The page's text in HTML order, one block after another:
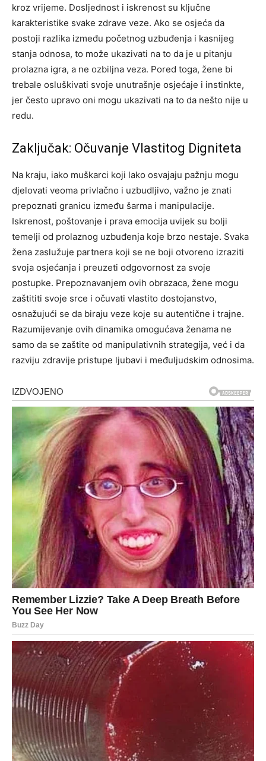
kroz vrijeme. Dosljednost i iskrenost su ključne
karakteristike svake zdrave veze. Ako se osjeća da
postoji razlika između početnog uzbuđenja i kasnijeg
stanja odnosa, to može ukazivati na to da je u pitanju
prolazna igra, a ne ozbiljna veza. Pored toga, žene bi
trebale osluškivati svoje unutrašnje osjećaje i instinkte,
jer često upravo oni mogu ukazivati na to da nešto nije u
redu.
Zaključak: Očuvanje Vlastitog Digniteta
Na kraju, iako muškarci koji lako osvajaju pažnju mogu
djelovati veoma privlačno i uzbudljivo, važno je znati
prepoznati granicu između šarma i manipulacije.
Iskrenost, poštovanje i prava emocija uvijek su bolji
temelji od prolaznog uzbuđenja koje brzo nestaje. Svaka
žena zaslužuje partnera koji se ne boji otvoreno izraziti
svoja osjećanja i preuzeti odgovornost za svoje
postupke. Prepoznavanjem ovih obrazaca, žene mogu
zaštititi svoje srce i očuvati vlastito dostojanstvo,
osnažujući se da biraju veze koje su autentične i trajne.
Razumijevanje ovih dinamika omogućava ženama ne
samo da se zaštite od manipulativnih strategija, već i da
razviju zdravije pristupe ljubavi i međuljudskim odnosima.